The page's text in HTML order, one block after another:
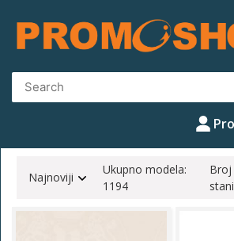
content
Najnoviji
Ukupno modela:
1194
Broj